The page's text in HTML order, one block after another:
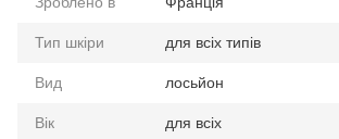
Тип шкіри для всіх типів
Вид лосьйон
Вік для всіх